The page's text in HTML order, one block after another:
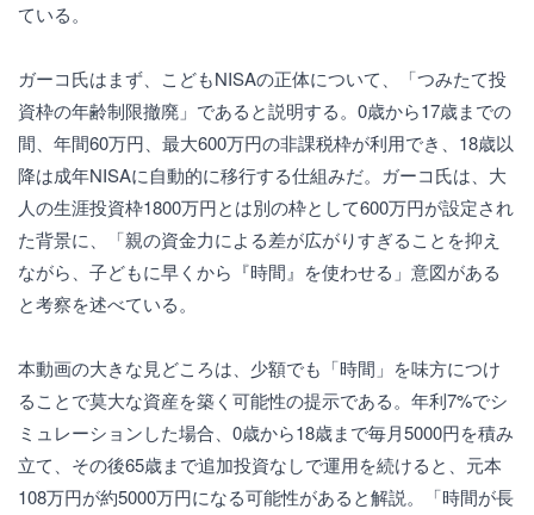
ている。
ガーコ氏はまず、こどもNISAの正体について、「つみたて投
資枠の年齢制限撤廃」であると説明する。0歳から17歳までの
間、年間60万円、最大600万円の非課税枠が利用でき、18歳以
降は成年NISAに自動的に移行する仕組みだ。ガーコ氏は、大
人の生涯投資枠1800万円とは別の枠として600万円が設定され
た背景に、「親の資金力による差が広がりすぎることを抑え
ながら、子どもに早くから『時間』を使わせる」意図がある
と考察を述べている。
本動画の大きな見どころは、少額でも「時間」を味方につけ
ることで莫大な資産を築く可能性の提示である。年利7%でシ
ミュレーションした場合、0歳から18歳まで毎月5000円を積み
立て、その後65歳まで追加投資なしで運用を続けると、元本
108万円が約5000万円になる可能性があると解説。「時間が長